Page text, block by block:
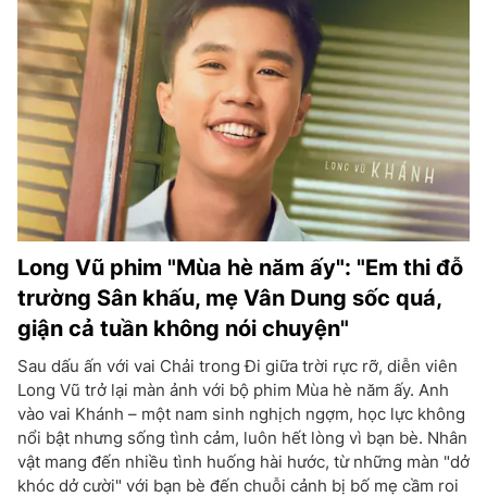
Long Vũ phim "Mùa hè năm ấy": "Em thi đỗ
trường Sân khấu, mẹ Vân Dung sốc quá,
giận cả tuần không nói chuyện"
Sau dấu ấn với vai Chải trong Đi giữa trời rực rỡ, diễn viên
Long Vũ trở lại màn ảnh với bộ phim Mùa hè năm ấy. Anh
vào vai Khánh – một nam sinh nghịch ngợm, học lực không
nổi bật nhưng sống tình cảm, luôn hết lòng vì bạn bè. Nhân
vật mang đến nhiều tình huống hài hước, từ những màn "dở
khóc dở cười" với bạn bè đến chuỗi cảnh bị bố mẹ cầm roi